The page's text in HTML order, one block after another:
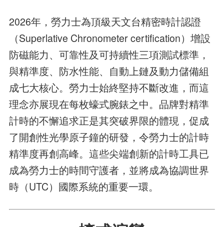
2026年，勞力士為頂級天文台精密時計認證
（Superlative Chronometer certification）增設
防磁能力、可靠性及可持續性三項測試標準，
與精準度、防水性能、自動上鏈及動力儲備組
成七大核心。勞力士始終堅持不斷改進，而這
理念亦展現在每枚蠔式腕錶之中。品牌對精準
計時的不懈追求正是其突破界限的體現，促成
了開創性光學原子鐘的研發，令勞力士的計時
精準度再創高峰。這些尖端創新的計時工具已
成為勞力士的時間守護者，並將成為協調世界
時（UTC）國際系統的重要一環。